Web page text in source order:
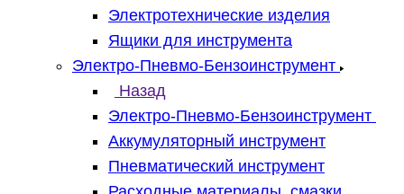
Электротехнические изделия
Ящики для инструмента
Электро-Пневмо-Бензоинструмент
Назад
Электро-Пневмо-Бензоинструмент
Аккумуляторный инструмент
Пневматический инструмент